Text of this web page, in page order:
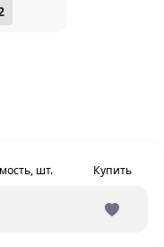
шт. Купить